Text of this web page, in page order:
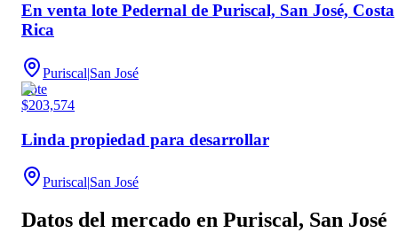
En venta lote Pedernal de Puriscal, San José, Costa
Rica
Puriscal|San José
Lote
$203,574
Linda propiedad para desarrollar
Puriscal|San José
Datos del mercado en Puriscal, San José